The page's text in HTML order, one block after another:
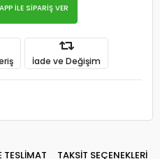
İLE SİPARİŞ VER
İade ve Değişim
TESLİMAT TAKSİT SEÇENEKLERİ